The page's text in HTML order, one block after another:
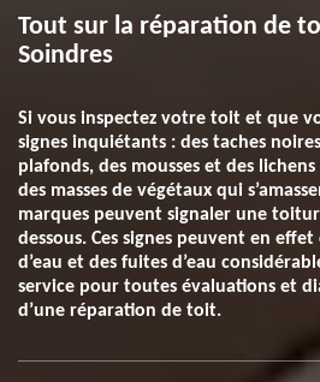
Tout sur la réparation de
Soindres
Si vous inspectez votre toit et que
signes inquiétants : des taches
plafonds, des mousses et des
des masses de végétaux qui
marques peuvent signaler une
dessous. Ces signes peuvent en
d’eau et des fuites d’eau
service pour toutes évaluations et
d’une réparation de toit.